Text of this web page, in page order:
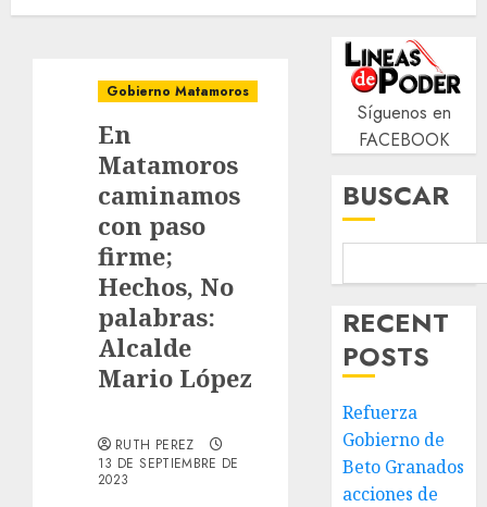
Gobierno Matamoros
En
Matamoros
caminamos
con paso
firme;
Hechos, No
palabras:
Alcalde
Mario López
RUTH PEREZ
13 DE SEPTIEMBRE DE
2023
Síguenos en
FACEBOOK
BUSCAR
RECENT
POSTS
Refuerza
Gobierno de
Beto Granados
acciones de